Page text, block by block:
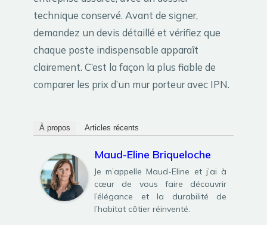
technique conservé. Avant de signer,
demandez un devis détaillé et vérifiez que
chaque poste indispensable apparaît
clairement. C’est la façon la plus fiable de
comparer les prix d’un mur porteur avec IPN.
À propos Articles récents
Maud-Eline Briqueloche
Je m’appelle Maud-Eline et j’ai à
cœur de vous faire découvrir
l’élégance et la durabilité de
l’habitat côtier réinventé.